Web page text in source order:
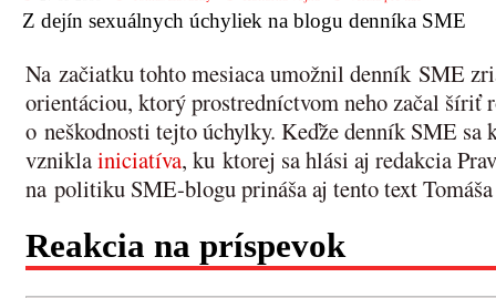
Z dejín sexuálnych úchyliek na blogu denníka SME
Na začiatku tohto mesiaca umožnil denník SME
orientáciou, ktorý prostredníctvom neho začal šíriť
o neškodnosti tejto úchylky. Keďže denník SME
vzniklainiciatíva, ku ktorej sa hlási aj redakcia
na politiku SME-blogu prináša aj tento text
Reakcia na príspevok